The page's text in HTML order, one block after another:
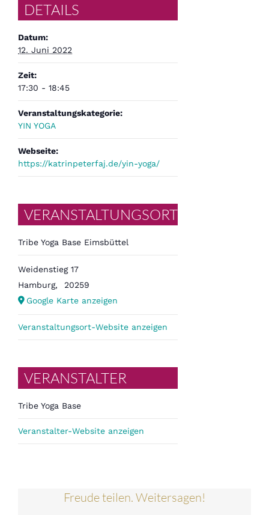
DETAILS
Datum:
12. Juni 2022
Zeit:
17:30 - 18:45
Veranstaltungskategorie:
YIN YOGA
Webseite:
https://katrinpeterfaj.de/yin-yoga/
VERANSTALTUNGSORT
Tribe Yoga Base Eimsbüttel
Weidenstieg 17
Hamburg,
20259
Google Karte anzeigen
Veranstaltungsort-Website anzeigen
VERANSTALTER
Tribe Yoga Base
Veranstalter-Website anzeigen
Freude teilen. Weitersagen!